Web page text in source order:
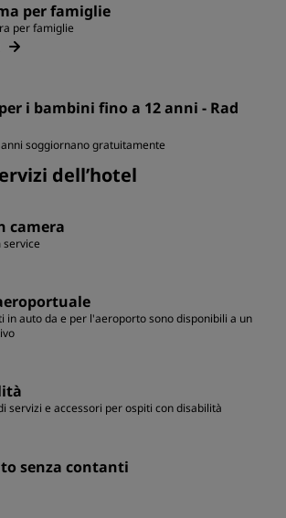
per famiglie
per famiglie
i bambini fino a 12 anni - Rad
soggiornano gratuitamente
dell’hotel
camera
in auto da e per l'aeroporto sono disponibili a un
servizi e accessori per ospiti con disabilità
senza contanti